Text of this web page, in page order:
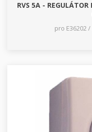
RVS 5A -
pro E36202 /